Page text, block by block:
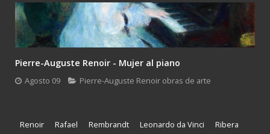
Pierre-Auguste Renoir - Mujer al piano
Agosto 09 Pierre-Auguste Renoir obras de arte
Renoir Rafael Rembrandt Leonardo da Vinci Ribera